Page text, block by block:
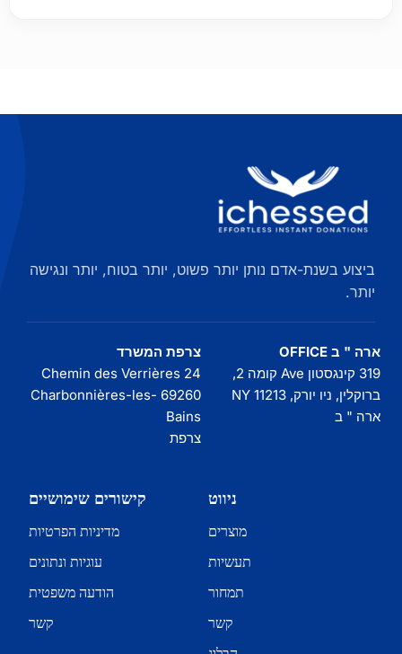
ביצוע בשנת-אדם נותן יותר פשוט, יותר בטוח, יותר ונגישה
יותר.
ארה " ב OFFICE
319 קינגסטון Ave קומה 2,
ברוקלין, ניו יורק, NY 11213
ארה " ב
צרפת המשרד
24 Chemin des Verrières
69260 Charbonnières-les-
Bains
צרפת
ניווט
מוצרים
תעשיות
תמחור
קשר
קישורים שימושיים
מדיניות הפרטיות
עוגיות ונתונים
הודעה משפטית
קשר